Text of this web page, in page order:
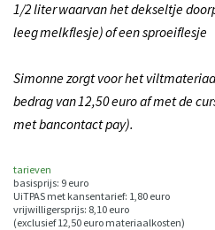
1/2 liter waarvan het dekseltje
leeg melkflesje) of een sproeiflesje
Simonne zorgt voor het
bedrag van 12,50 euro af met de
met bancontact pay).
tarieven
basisprijs: 9 euro
UiTPAS met kansentarief: 1,80 euro
vrijwilligersprijs: 8,10 euro
(exclusief 12,50 euro materiaalkosten)